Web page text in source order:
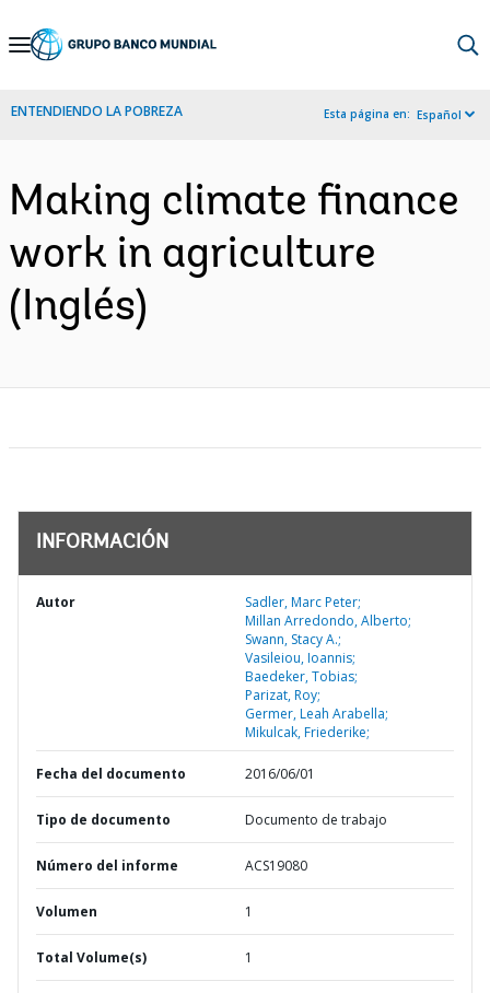
Skip
Navigation
ENTENDIENDO LA POBREZA Esta página en: Español
Making climate finance
work in agriculture
(Inglés)
INFORMACIÓN
Autor
Sadler, Marc Peter;
Millan Arredondo, Alberto;
Swann, Stacy A.;
Vasileiou, Ioannis;
Baedeker, Tobias;
Parizat, Roy;
Germer, Leah Arabella;
Mikulcak, Friederike;
Fecha del documento 2016/06/01
Tipo de documento Documento de trabajo
Número del informe ACS19080
Volumen 1
Total Volume(s) 1